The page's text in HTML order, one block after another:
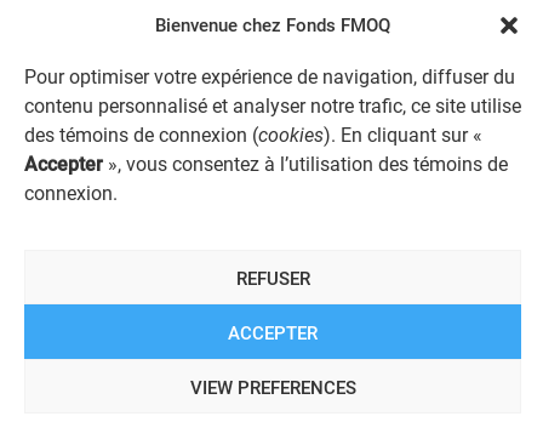
Bienvenue chez Fonds FMOQ
Pour optimiser votre expérience de navigation, diffuser du
contenu personnalisé et analyser notre trafic, ce site utilise
des témoins de connexion (cookies). En cliquant sur «
Accepter », vous consentez à l’utilisation des témoins de
connexion.
ACCEPTER
REFUSER
VIEW PREFERENCES
AVIS JURIDIQUE GÉNÉRAL
POLITIQUE DE TRAITEMENT DES PLAINTES
REGISTRE DES CONFLITS D'INTÉRÊTS